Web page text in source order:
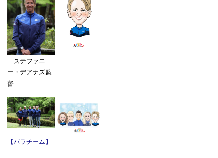
ステファニ
ー・デアナズ監
督
【パラチーム】